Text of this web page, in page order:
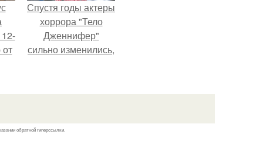
Спустя годы актеры
хоррора "Тело
Дженнифер"
сильно изменились,
кумиров до
обратной гиперссылки.